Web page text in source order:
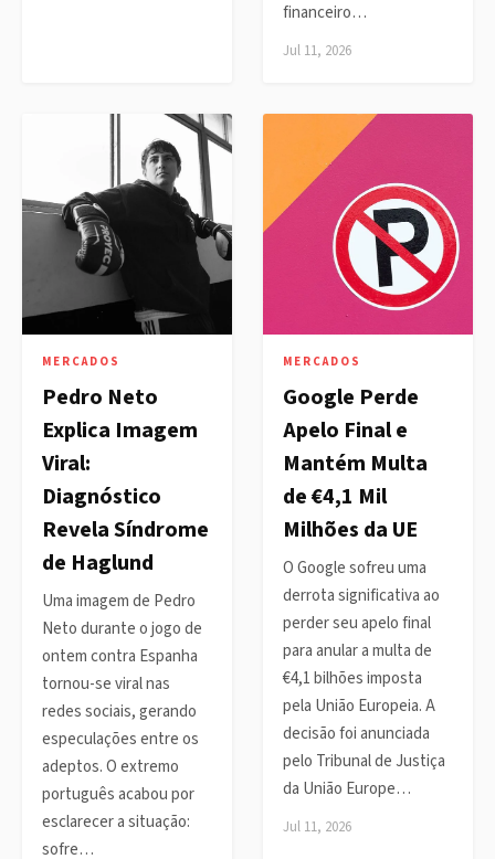
financeiro…
Jul 11, 2026
MERCADOS
Pedro Neto
Explica Imagem
Viral:
Diagnóstico
Revela Síndrome
de Haglund
Uma imagem de Pedro
Neto durante o jogo de
ontem contra Espanha
tornou-se viral nas
redes sociais, gerando
especulações entre os
adeptos. O extremo
português acabou por
esclarecer a situação:
sofre…
MERCADOS
Google Perde
Apelo Final e
Mantém Multa
de €4,1 Mil
Milhões da UE
O Google sofreu uma
derrota significativa ao
perder seu apelo final
para anular a multa de
€4,1 bilhões imposta
pela União Europeia. A
decisão foi anunciada
pelo Tribunal de Justiça
da União Europe…
Jul 11, 2026